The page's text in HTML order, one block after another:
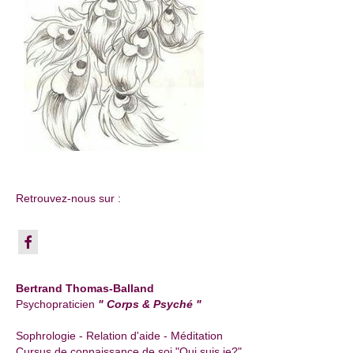
Retrouvez-nous sur :
Bertrand Thomas-Balland
Psychopraticien " Corps & Psyché "
Sophrologie - Relation d'aide - Méditation